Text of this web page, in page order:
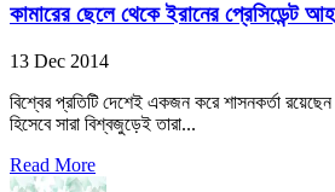
কামারের ছেলে থেকে ইরানের প্রেসিডেন্ট
13 Dec 2014
বিশ্বের প্রতিটি দেশেই একজন করে শাসনকর্তা
হিসেবে সারা বিশ্বজুড়েই তারা...
Read More